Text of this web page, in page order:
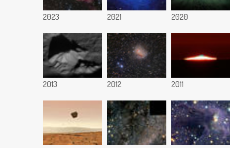
2023 2021 2020
2013 2012 2011